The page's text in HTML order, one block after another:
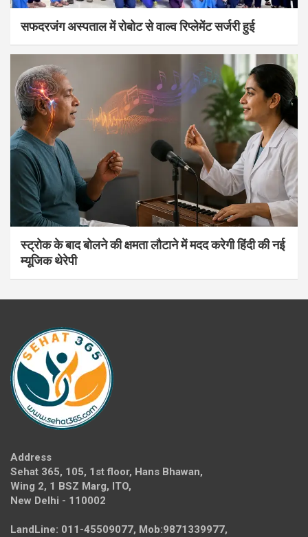
सफदरजंग अस्पताल में रोबोट से वाल्व रिप्लेमेंट सर्जरी हुई
स्ट्रोक के बाद बोलने की क्षमता लौटाने में मदद करेगी हिंदी की नई
म्यूजिक थेरेपी
Address
Sehat 365, 105, 1st floor, Hans Bhawan,
Wing 2, 1 BSZ Marg, ITO,
New Delhi - 110002
LandLine: 011-45509077, Mob:9871339977,